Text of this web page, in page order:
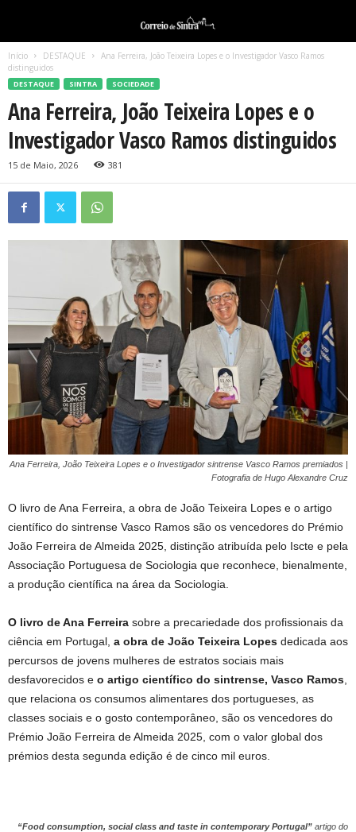
Início DESTAQUE
Ana Ferreira, João Teixeira Lopes e o Investigador Vasco Ramos
distinguidos
DESTAQUE SINTRA SOCIEDADE
Ana Ferreira, João Teixeira Lopes e o
Investigador Vasco Ramos distinguidos
15 de Maio, 2026 381
Ana Ferreira, João Teixeira Lopes e o Investigador sintrense Vasco Ramos premiados |
Fotografia de Hugo Alexandre Cruz
O livro de Ana Ferreira, a obra de João Teixeira Lopes e o artigo
científico do sintrense Vasco Ramos são os vencedores do Prémio
João Ferreira de Almeida 2025, distinção atribuída pelo Iscte e pela
Associação Portuguesa de Sociologia que reconhece, bienalmente,
a produção científica na área da Sociologia.
O livro de Ana Ferreira sobre a precariedade dos profissionais da
ciência em Portugal, a obra de João Teixeira Lopes dedicada aos
percursos de jovens mulheres de estratos sociais mais
desfavorecidos e o artigo científico do sintrense, Vasco Ramos
que relaciona os consumos alimentares dos portugueses, as
classes sociais e o gosto contemporâneo, são os vencedores do
Prémio João Ferreira de Almeida 2025, com o valor global dos
prémios desta segunda edição é de cinco mil euros.
“Food consumption, social class and taste in contemporary Portugal” artigo do